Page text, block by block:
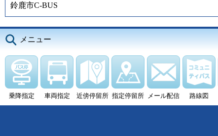
鈴鹿市C-BUS
メニュー
乗降指定 車両指定 近傍停留所 指定停留所 メール配信 路線図